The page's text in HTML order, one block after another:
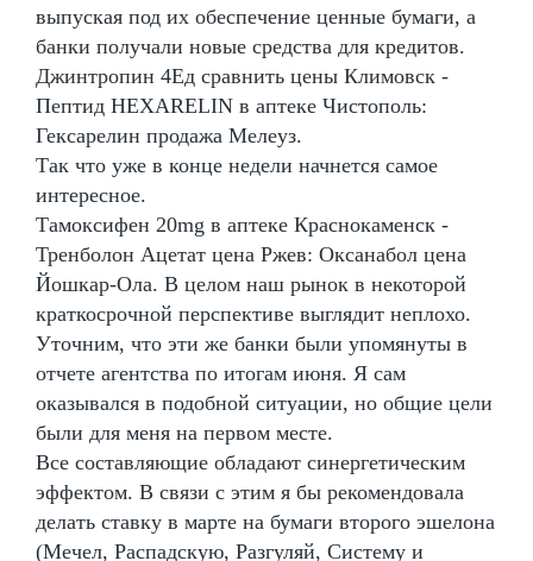
выпуская под их обеспечение ценные бумаги, а
банки получали новые средства для кредитов.
Джинтропин 4Ед сравнить цены Климовск -
Пептид HEXARELIN в аптеке Чистополь:
Гексарелин продажа Мелеуз.
Так что уже в конце недели начнется самое
интересное.
Тамоксифен 20mg в аптеке Краснокаменск -
Тренболон Ацетат цена Ржев: Оксанабол цена
Йошкар-Ола. В целом наш рынок в некоторой
краткосрочной перспективе выглядит неплохо.
Уточним, что эти же банки были упомянуты в
отчете агентства по итогам июня. Я сам
оказывался в подобной ситуации, но общие цели
были для меня на первом месте.
Все составляющие обладают синергетическим
эффектом. В связи с этим я бы рекомендовала
делать ставку в марте на бумаги второго эшелона
(Мечел, Распадскую, Разгуляй, Систему и